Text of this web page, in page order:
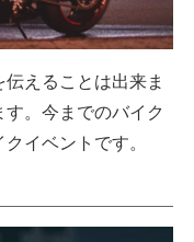
えることは出来ま
。今までのバイク
イベントです。